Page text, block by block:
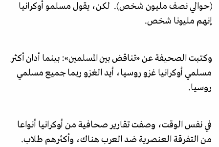
(حوالي نصف مليون شخص). لكن، يقول مسلمو أوكرانيا
إنهم مليونا شخص.
وكتبت الصحيفة عن «تناقض بين المسلمين»: بينما أدان أكثر
مسلمي أوكرانيا غزو روسيا، أيد الغزو ربما جميع مسلمي
روسيا.
في نفس الوقت، وصفت تقارير صحافية من أوكرانيا أنواعا
من التفرقة العنصرية ضد العرب هناك، وأكثرهم طلاب.